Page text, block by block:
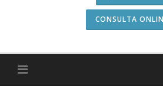
CONSULTA